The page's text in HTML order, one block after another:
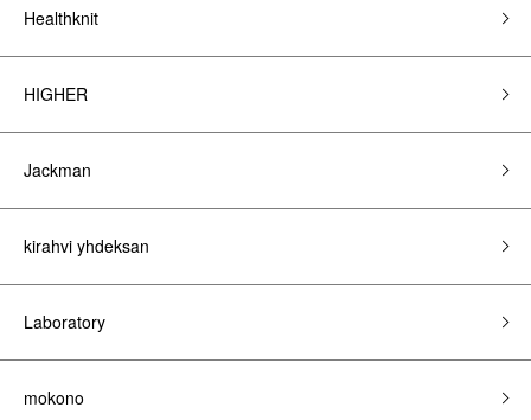
Healthknit
HIGHER
Jackman
kirahvi yhdeksan
Laboratory
mokono